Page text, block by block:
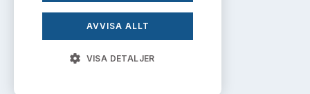
Prenumerera på uttalanden
AVVISA ALLT
VISA DETALJER